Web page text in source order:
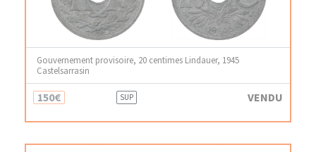
Gouvernement provisoire, 20 centimes Lindauer, 1945
Castelsarrasin
150€ SUP VENDU